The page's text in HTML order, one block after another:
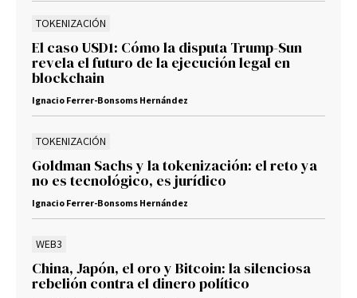
TOKENIZACIÓN
El caso USD1: Cómo la disputa Trump-Sun
revela el futuro de la ejecución legal en
blockchain
Ignacio Ferrer-Bonsoms Hernández
TOKENIZACIÓN
Goldman Sachs y la tokenización: el reto ya
no es tecnológico, es jurídico
Ignacio Ferrer-Bonsoms Hernández
WEB3
China, Japón, el oro y Bitcoin: la silenciosa
rebelión contra el dinero político